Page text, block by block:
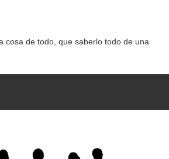
cosa de todo, que saberlo todo de una